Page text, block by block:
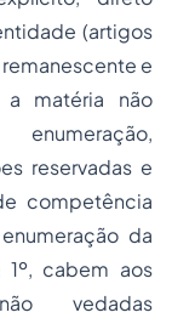
(artigos
e
matéria não
reservadas e
competência
da
cabem aos
vedadas